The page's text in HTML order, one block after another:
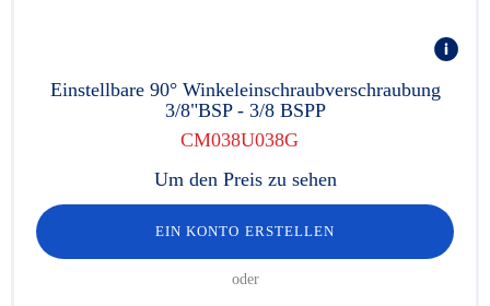
Einstellbare 90° Winkeleinschraubverschraubung
3/8"BSP - 3/8 BSPP
CM038U038G
Um den Preis zu sehen
EIN KONTO ERSTELLEN
oder